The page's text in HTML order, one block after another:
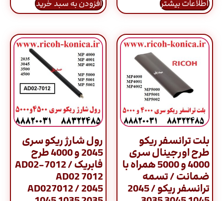
اطلاعات بیشتر افزودن به سبد خرید
بلت ترانسفر ریکو
طرح اورجینال سری
4000 و 5000 همراه با
ضمانت / تسمه
ترانسفر ریکو / 2045
رول شارژ ریکو سری
2045 و 4000 طرح
فابریک / AD02-7012
AD02 7012
AD027012 / 2045